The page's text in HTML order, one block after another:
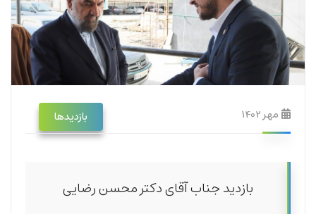
بازدیدها مهر 1402
بازدید جناب آقای دکتر محسن رضایی